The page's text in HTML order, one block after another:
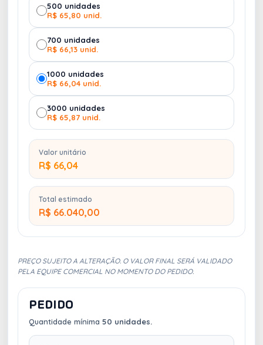
500 unidades
R$ 65,80 unid.
700 unidades
R$ 66,13 unid.
1000 unidades
R$ 66,04 unid.
3000 unidades
R$ 65,87 unid.
Valor unitário
R$ 66,04
Total estimado
R$ 66.040,00
PREÇO SUJEITO A ALTERAÇÃO. O VALOR FINAL SERÁ VALIDADO
PELA EQUIPE COMERCIAL NO MOMENTO DO PEDIDO.
PEDIDO
Quantidade mínima 50 unidades.